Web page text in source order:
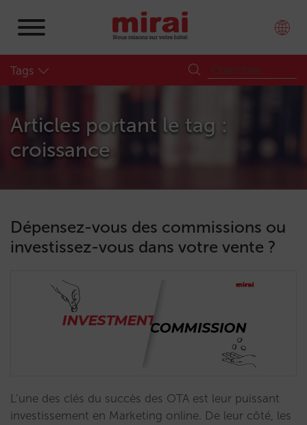
Tags
Articles portant le tag :
croissance
Dépensez-vous des commissions ou
investissez-vous dans votre vente ?
L’une des clés du succès des OTA est leur puissant
investissement en Marketing online. De leur côté, les